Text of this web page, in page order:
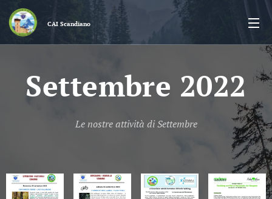
CAI Scandiano
Settembre 2022
Le nostre attività di Settembre